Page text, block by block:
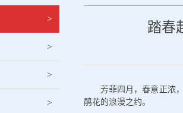
>
>
>
>
踏春
芳菲四月，春意正浓
鹃花的浪漫之约。